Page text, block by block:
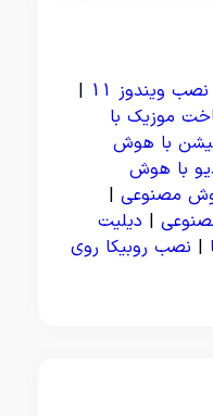
ویندوز 11
|
موزیک با
با هوش
با هوش
مصنوعی |
| دیلیت
| نصب روبیکا روی